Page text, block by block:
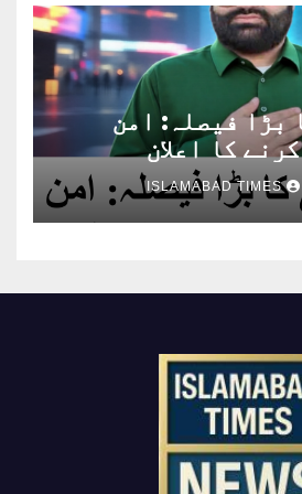
بڑا فیصلہ: امن
کا اعلان
ISLAMABAD TIMES